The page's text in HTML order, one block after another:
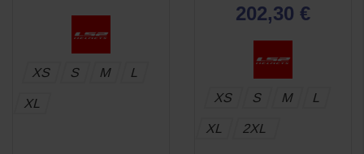
XS S M L
XL
202,30 €
XS S M L
XL 2XL